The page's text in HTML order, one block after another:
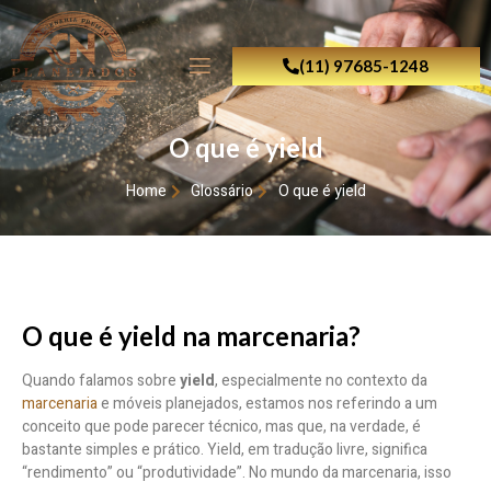
(11) 97685-1248
O que é yield
Home Glossário O que é yield
O que é yield na marcenaria?
Quando falamos sobreyield, especialmente no contexto da
marcenariae móveis planejados, estamos nos referindo a um
conceito que pode parecer técnico, mas que, na verdade, é
bastante simples e prático. Yield, em tradução livre, significa
“rendimento” ou “produtividade”. No mundo da marcenaria, isso